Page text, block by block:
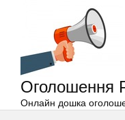
Оголошення
Онлайн дошка